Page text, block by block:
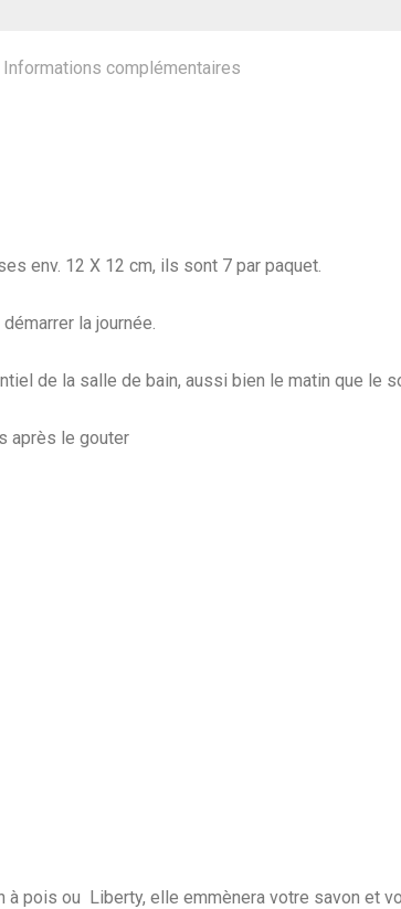
Informations complémentaires
env. 12 X 12 cm, ils sont 7 par paquet.
la journée.
de la salle de bain, aussi bien le matin que le
après le gouter
pois ou Liberty, elle emmènera votre savon et